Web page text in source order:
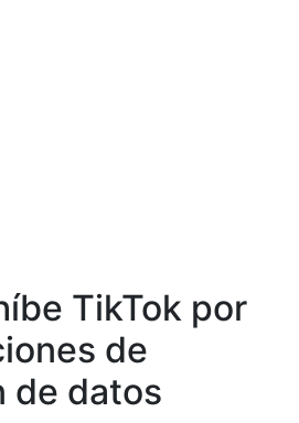
TikTok por
de
de datos